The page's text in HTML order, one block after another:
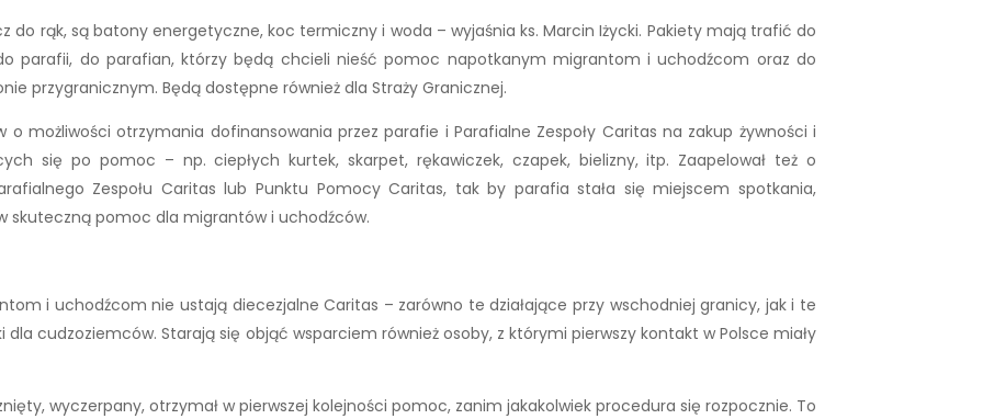
do rąk, są batony energetyczne, koc termiczny i woda – wyjaśnia ks. Marcin Iżycki. Pakiety mają trafić do
parafii, do parafian, którzy będą chcieli nieść pomoc napotkanym migrantom i uchodźcom oraz do
przygranicznym. Będą dostępne również dla Straży Granicznej.
o możliwości otrzymania dofinansowania przez parafie i Parafialne Zespoły Caritas na zakup żywności i
się po pomoc – np. ciepłych kurtek, skarpet, rękawiczek, czapek, bielizny, itp. Zaapelował też o
Zespołu Caritas lub Punktu Pomocy Caritas, tak by parafia stała się miejscem spotkania,
skuteczną pomoc dla migrantów i uchodźców.
i uchodźcom nie ustają diecezjalne Caritas – zarówno te działające przy wschodniej granicy, jak i te
cudzoziemców. Starają się objąć wsparciem również osoby, z którymi pierwszy kontakt w Polsce miały
wyczerpany, otrzymał w pierwszej kolejności pomoc, zanim jakakolwiek procedura się rozpocznie. To